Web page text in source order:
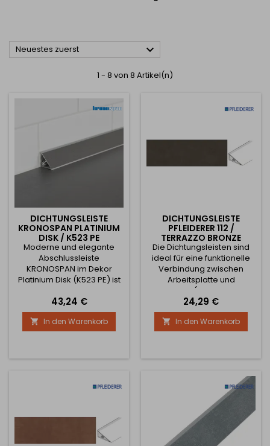
Neuestes zuerst 
1 - 8 von 8 Artikel(n)
DICHTUNGSLEISTE
KRONOSPAN PLATINIUM
DISK / K523 PE
Moderne und elegante
Abschlussleiste
KRONOSPAN im Dekor
Platinium Disk (K523 PE) ist
präzisen Abschluss von
Arbeitsplatten bestimmt.
Die Leiste dichtet die
Verbindung zwischen
zuverlässig ab und
Schmutz. Gleichzeitig
Preis
43,24 €
 In den Warenkorb
DICHTUNGSLEISTE
PFLEIDERER 112 /
TERRAZZO BRONZE
Die Dichtungsleisten sind
ideal für eine funktionelle
Verbindung zwischen
Arbeitsplatte und
Rückwand (oder auch mit
einer glatten Wand), zu der
sie farblich passen.
DieDichtungsleisten sind in
Standardlängen von 2100
erhältlich.
Preis
24,29 €
 In den Warenkorb